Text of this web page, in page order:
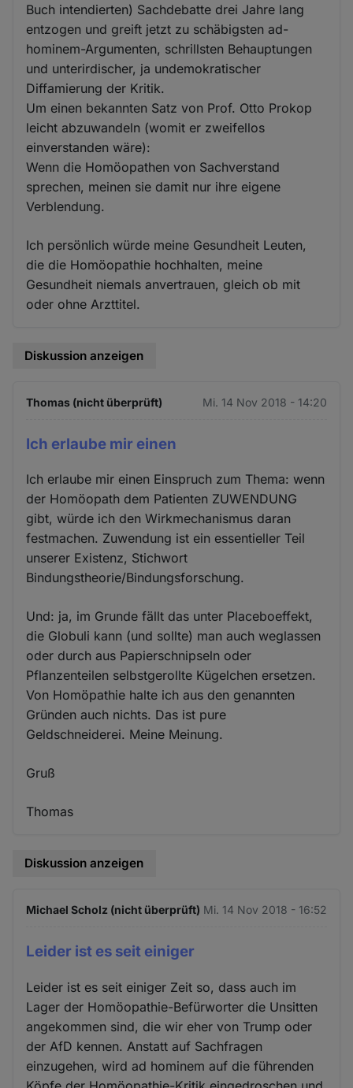
Buch intendierten) Sachdebatte drei Jahre lang
entzogen und greift jetzt zu schäbigsten ad-
hominem-Argumenten, schrillsten Behauptungen
und unterirdischer, ja undemokratischer
Diffamierung der Kritik.
Um einen bekannten Satz von Prof. Otto Prokop
leicht abzuwandeln (womit er zweifellos
einverstanden wäre):
Wenn die Homöopathen von Sachverstand
sprechen, meinen sie damit nur ihre eigene
Verblendung.
Ich persönlich würde meine Gesundheit Leuten,
die die Homöopathie hochhalten, meine
Gesundheit niemals anvertrauen, gleich ob mit
oder ohne Arzttitel.
Diskussion anzeigen
Thomas (nicht überprüft) Mi. 14 Nov 2018 - 14:20
Ich erlaube mir einen
Ich erlaube mir einen Einspruch zum Thema: wenn
der Homöopath dem Patienten ZUWENDUNG
gibt, würde ich den Wirkmechanismus daran
festmachen. Zuwendung ist ein essentieller Teil
unserer Existenz, Stichwort
Bindungstheorie/Bindungsforschung.
Und: ja, im Grunde fällt das unter Placeboeffekt,
die Globuli kann (und sollte) man auch weglassen
oder durch aus Papierschnipseln oder
Pflanzenteilen selbstgerollte Kügelchen ersetzen.
Von Homöpathie halte ich aus den genannten
Gründen auch nichts. Das ist pure
Geldschneiderei. Meine Meinung.
Gruß
Thomas
Diskussion anzeigen
Michael Scholz (nicht überprüft) Mi. 14 Nov 2018 - 16:52
Leider ist es seit einiger
Leider ist es seit einiger Zeit so, dass auch im
Lager der Homöopathie-Befürworter die Unsitten
angekommen sind, die wir eher von Trump oder
der AfD kennen. Anstatt auf Sachfragen
einzugehen, wird ad hominem auf die führenden